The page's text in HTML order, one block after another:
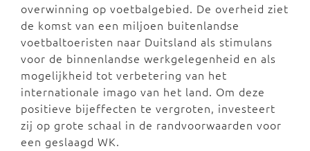
overwinning op voetbalgebied. De overheid ziet
de komst van een miljoen buitenlandse
voetbaltoeristen naar Duitsland als stimulans
voor de binnenlandse werkgelegenheid en als
mogelijkheid tot verbetering van het
internationale imago van het land. Om deze
positieve bijeffecten te vergroten, investeert
zij op grote schaal in de randvoorwaarden voor
een geslaagd WK.